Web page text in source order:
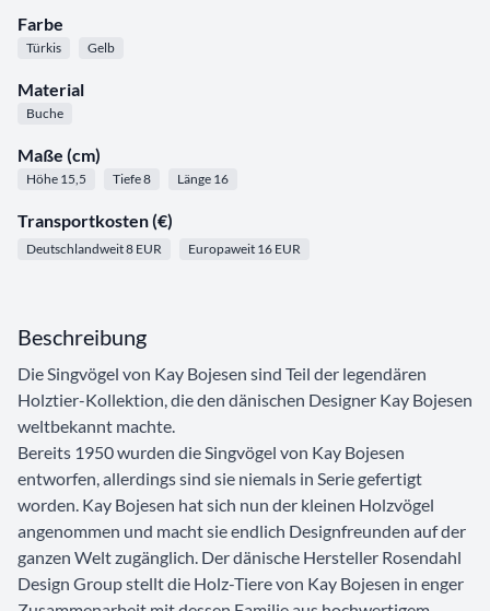
Farbe
Türkis Gelb
Material
Buche
Maße (cm)
Höhe 15,5 Tiefe 8 Länge 16
Transportkosten (€)
Deutschlandweit 8 EUR Europaweit 16 EUR
Beschreibung
Die Singvögel von Kay Bojesen sind Teil der legendären
Holztier-Kollektion, die den dänischen Designer Kay Bojesen
weltbekannt machte.
Bereits 1950 wurden die Singvögel von Kay Bojesen
entworfen, allerdings sind sie niemals in Serie gefertigt
worden. Kay Bojesen hat sich nun der kleinen Holzvögel
angenommen und macht sie endlich Designfreunden auf der
ganzen Welt zugänglich. Der dänische Hersteller Rosendahl
Design Group stellt die Holz-Tiere von Kay Bojesen in enger